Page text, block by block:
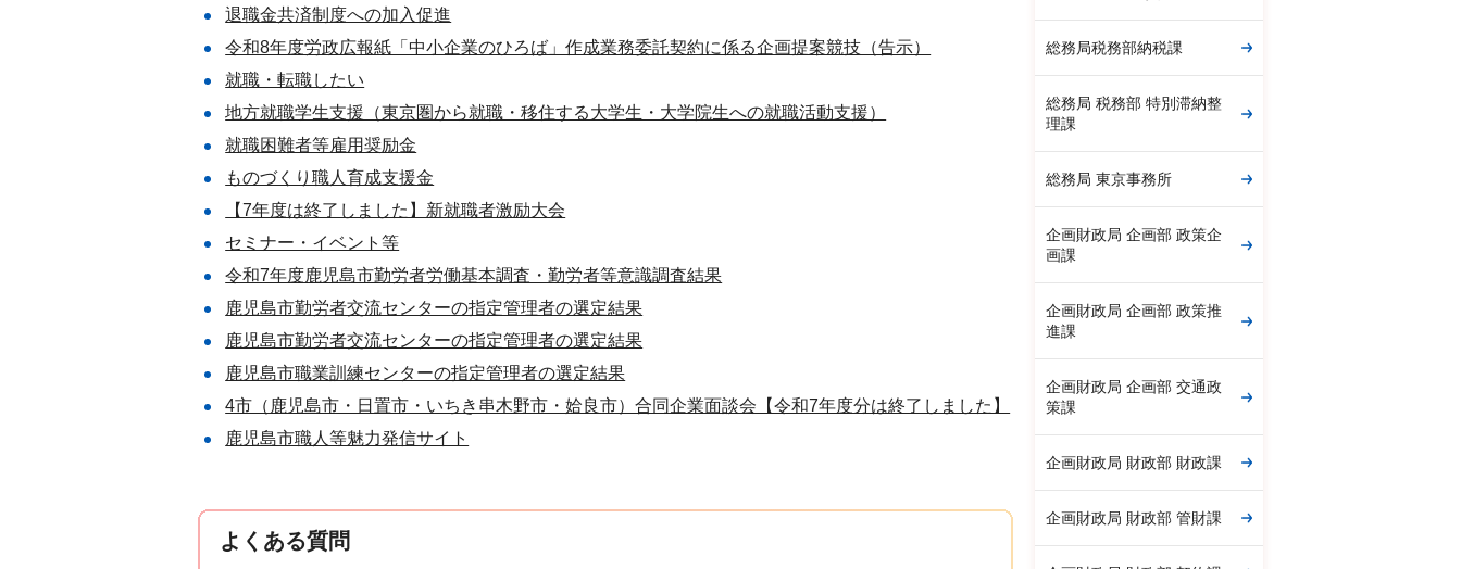
退職金共済制度への加入促進
令和8年度労政広報紙「中小企業のひろば」作成業務委託契約に係る企画提案競技（告示）
就職・転職したい
地方就職学生支援（東京圏から就職・移住する大学生・大学院生への就職活動支援）
就職困難者等雇用奨励金
ものづくり職人育成支援金
【7年度は終了しました】新就職者激励大会
セミナー・イベント等
令和7年度鹿児島市勤労者労働基本調査・勤労者等意識調査結果
鹿児島市勤労者交流センターの指定管理者の選定結果
鹿児島市勤労者交流センターの指定管理者の選定結果
鹿児島市職業訓練センターの指定管理者の選定結果
4市（鹿児島市・日置市・いちき串木野市・姶良市）合同企業面談会【令和7年度分は終了しました】
鹿児島市職人等魅力発信サイト
よくある質問
総務局税務部納税課
総務局 税務部 特別滞納整
理課
総務局 東京事務所
企画財政局 企画部 政策企
画課
企画財政局 企画部 政策推
進課
企画財政局 企画部 交通政
策課
企画財政局 財政部 財政課
企画財政局 財政部 管財課